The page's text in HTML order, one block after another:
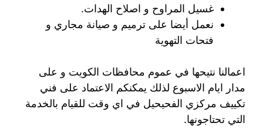
غسيل المراوح و اصلاح الهدات.
نعمل أيضا على ترميم و صيانة مجاري و
فتحات التهوية
اعمالنا نتيحها في عموم محافظات الكويت و على
مدار ايام الاسبوع لذلك يمكنكم الاعتماد على فني
تكييف مركزي الفحيحيل في اي وقت للقيام بالخدمة
التي تحتاجونها.